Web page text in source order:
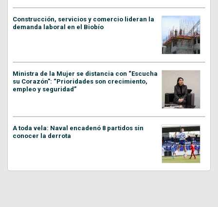
Construcción, servicios y comercio lideran la
demanda laboral en el Biobío
Ministra de la Mujer se distancia con “Escucha
su Corazón”: “Prioridades son crecimiento,
empleo y seguridad”
A toda vela: Naval encadenó 8 partidos sin
conocer la derrota